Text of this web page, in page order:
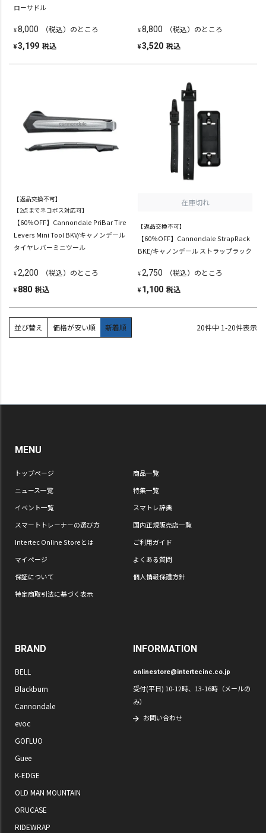
ローサドル
¥8,000 （税込）のところ
¥3,199 税込
¥8,800 （税込）のところ
¥3,520 税込
【返品交換不可】
【2点までネコポス対応可】
【60％OFF】Cannondale PriBar Tire
Levers Mini Tool BKV/キャノンデール
タイヤレバーミニツール
¥2,200 （税込）のところ
¥ 880 税込
在庫切れ
【返品交換不可】
【60％OFF】Cannondale StrapRack
BKE/キャノンデール ストラップラック
¥2,750 （税込）のところ
¥ 1,100 税込
並び替え 価格が安い順 新着順 20件中 1-20件表示
MENU
トップページ
商品一覧
ニュース一覧
特集一覧
イベント一覧
スマトレ辞典
スマートトレーナーの選び方
国内正規販売店一覧
Intertec Online Storeとは
ご利用ガイド
マイページ
よくある質問
保証について
個人情報保護方針
特定商取引法に基づく表示
BRAND
BELL
Blackburn
Cannondale
evoc
GOFLUO
Guee
K-EDGE
OLD MAN MOUNTAIN
ORUCASE
RIDEWRAP
INFORMATION
onlinestore@intertecinc.co.jp
受付(平日) 10-12時、13-16時（メールの
み）
お問い合わせ